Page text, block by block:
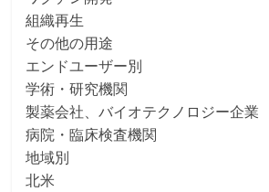
組織再生
その他の用途
エンドユーザー別
学術・研究機関
製薬会社、バイオテクノロジー企業
病院・臨床検査機関
地域別
北米